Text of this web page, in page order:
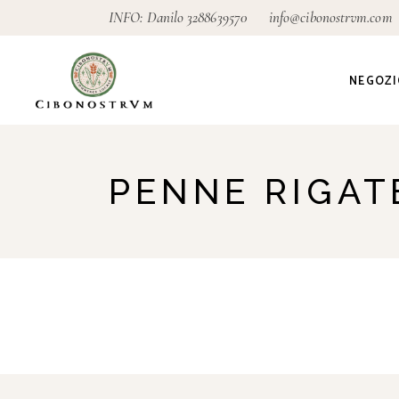
INFO: Danilo 3288639570 info@cibonostrvm.com
PENNE